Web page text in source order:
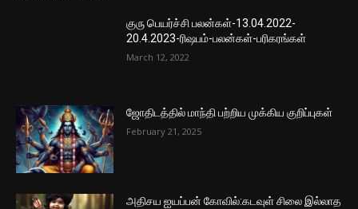
குரு பெயர்ச்சி பலன்கள்-13.04.2022-
20.4.2023-ரிஷபம்-பலன்கள்-பரிகரங்கள்
March 12, 2022
ஜோதிடத்தில் மாந்தி பற்றிய முக்கிய குறிப்புகள்
February 21, 2025
அதிசய ஐயப்பன் கோவில்:கடவுள் சிலை இல்லாத